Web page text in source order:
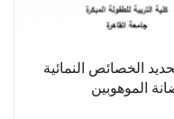
الخصائص النمائية
الموهوبين